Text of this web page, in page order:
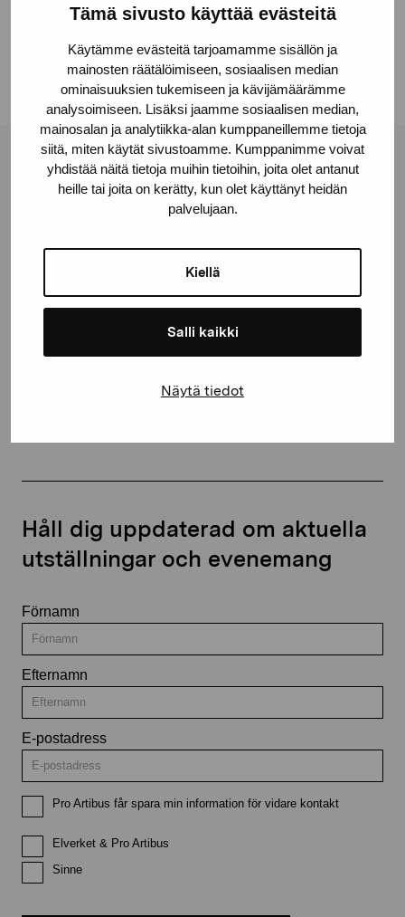
Tämä sivusto käyttää evästeitä
Käytämme evästeitä tarjoamamme sisällön ja
mainosten räätälöimiseen, sosiaalisen median
ominaisuuksien tukemiseen ja kävijämäärämme
analysoimiseen. Lisäksi jaamme sosiaalisen median,
mainosalan ja analytiikka-alan kumppaneillemme tietoja
siitä, miten käytät sivustoamme. Kumppanimme voivat
yhdistää näitä tietoja muihin tietoihin, joita olet antanut
heille tai joita on kerätty, kun olet käyttänyt heidän
palvelujaan.
Kiellä
Salli kaikki
Näytä tiedot
Facebook
Linkedin
Stiftelsen Pro Artibus
10600 Ekenäs
+358 (0)50 371 6339
Håll dig uppdaterad om aktuella
utställningar och evenemang
Förnamn
Efternamn
E-postadress
Pro Artibus får spara min information för vidare kontakt
Elverket & Pro Artibus
Sinne